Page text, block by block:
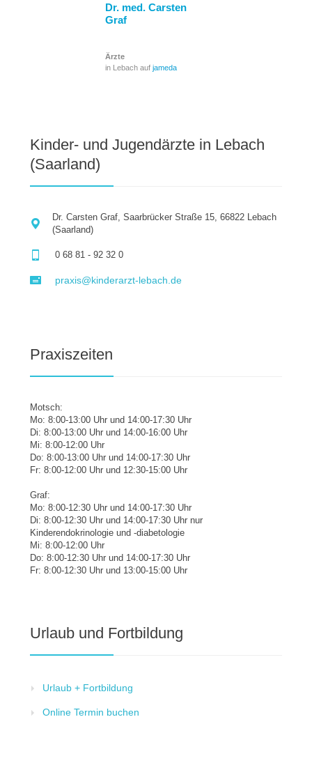
Dr. med. Carsten
Graf
Ärzte
in Lebach aufjameda
Kinder- und Jugendärzte in Lebach
(Saarland)
Dr. Carsten Graf, Saarbrücker Straße 15, 66822 Lebach
(Saarland)
0 68 81 - 92 32 0
praxis@kinderarzt-lebach.de
Praxiszeiten
Motsch:
Mo: 8:00-13:00 Uhr und 14:00-17:30 Uhr
Di: 8:00-13:00 Uhr und 14:00-16:00 Uhr
Mi: 8:00-12:00 Uhr
Do: 8:00-13:00 Uhr und 14:00-17:30 Uhr
Fr: 8:00-12:00 Uhr und 12:30-15:00 Uhr
Graf:
Mo: 8:00-12:30 Uhr und 14:00-17:30 Uhr
Di: 8:00-12:30 Uhr und 14:00-17:30 Uhr nur
Kinderendokrinologie und -diabetologie
Mi: 8:00-12:00 Uhr
Do: 8:00-12:30 Uhr und 14:00-17:30 Uhr
Fr: 8:00-12:30 Uhr und 13:00-15:00 Uhr
Urlaub und Fortbildung
Urlaub + Fortbildung
Online Termin buchen